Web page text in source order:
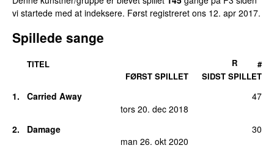
vi startede med at indeksere. Først registreret ons 12. apr 2017.
Spillede sange
TITEL
FØRST SPILLET
SIDST SPILLET
R #
1.
Carried Away
tors 20. dec 2018
47
2.
Damage
man 26. okt 2020
30